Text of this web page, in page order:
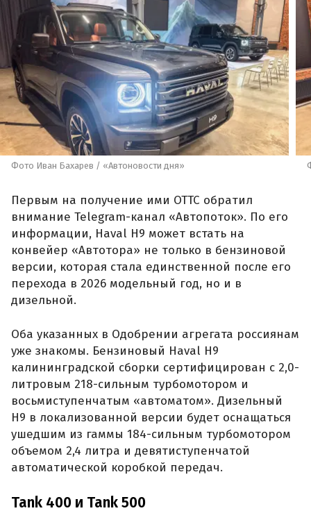
Фото Иван Бахарев / «Автоновости дня»
Первым на получение ими ОТТС обратил
внимание Telegram-канал «Автопоток». По его
информации, Haval H9 может встать на
конвейер «Автотора» не только в бензиновой
версии, которая стала единственной после его
перехода в 2026 модельный год, но и в
дизельной.
Оба указанных в Одобрении агрегата россиянам
уже знакомы. Бензиновый Haval H9
калининградской сборки сертифицирован с 2,0-
литровым 218-сильным турбомотором и
восьмиступенчатым «автоматом». Дизельный
H9 в локализованной версии будет оснащаться
ушедшим из гаммы 184-сильным турбомотором
объемом 2,4 литра и девятиступенчатой
автоматической коробкой передач.
Tank 400 и Tank 500